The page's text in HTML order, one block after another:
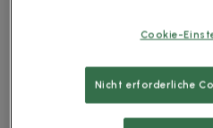
die Uhrzeit Ihres Zugriffs, die
verwendeten Browser und
Referrer-URL (also die zuvor
Cookie-
Nicht erforderliche